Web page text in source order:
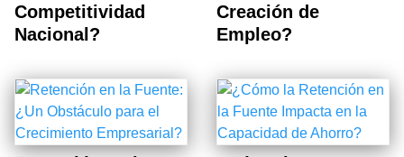
Competitividad
Nacional?
Creación de
Empleo?